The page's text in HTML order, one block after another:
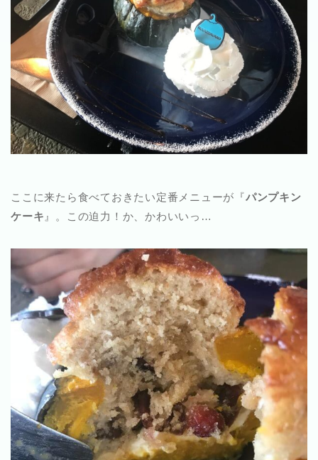
ここに来たら食べておきたい定番メニューが『パンプキン
ケーキ』。この迫力！か、かわいいっ…